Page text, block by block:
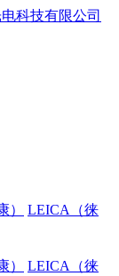
）
LEICA（徕
）
LEICA（徕